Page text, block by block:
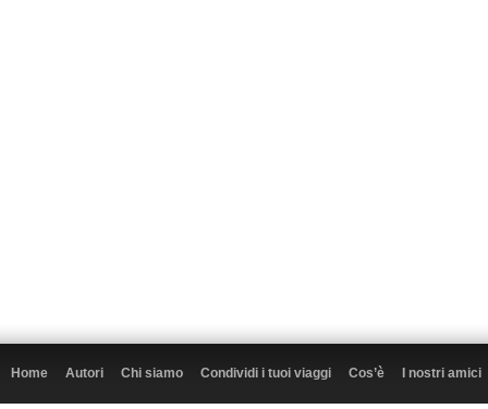
Home Autori Chi siamo Condividi i tuoi viaggi Cos’è I nostri amici